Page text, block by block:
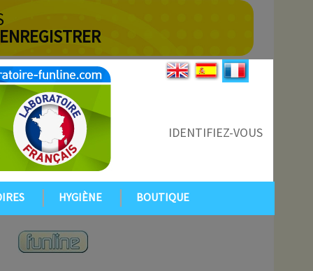
IDENTIFIEZ-VOUS
HYGIÈNE BOUTIQUE